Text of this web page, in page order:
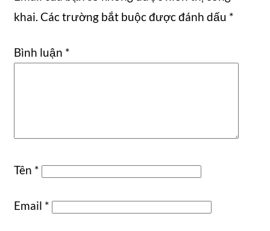
khai. Các trường bắt buộc được đánh dấu *
Bình luận *
Tên *
Email *